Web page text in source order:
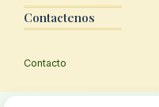
Contactenos
Contacto